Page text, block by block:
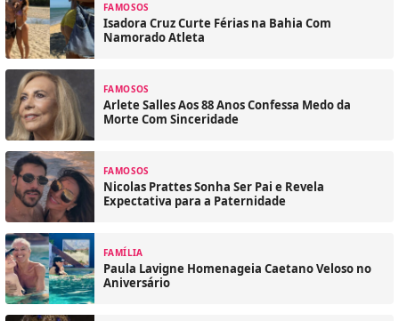
FAMOSOS
Isadora Cruz Curte Férias na Bahia Com
Namorado Atleta
FAMOSOS
Arlete Salles Aos 88 Anos Confessa Medo da
Morte Com Sinceridade
FAMOSOS
Nicolas Prattes Sonha Ser Pai e Revela
Expectativa para a Paternidade
FAMÍLIA
Paula Lavigne Homenageia Caetano Veloso no
Aniversário